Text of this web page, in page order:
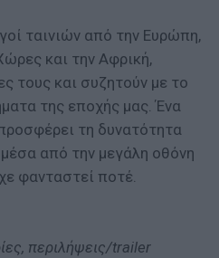
ταινιών από την Ευρώπη,
και την Αφρική,
τους και συζητούν με το
της εποχής μας. Ένα
τη δυνατότητα
από την μεγάλη οθόνη
φανταστεί ποτέ.
περιλήψεις/trailer